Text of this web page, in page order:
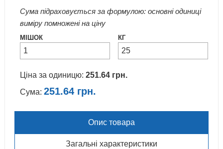
Сума підраховується за формулою: основні одиниці
виміру помножені на ціну
МІШОК КГ
Ціна за одиницю: 251.64 грн.
Сума: 251.64 грн.
Опис товара
Загальні характеристики